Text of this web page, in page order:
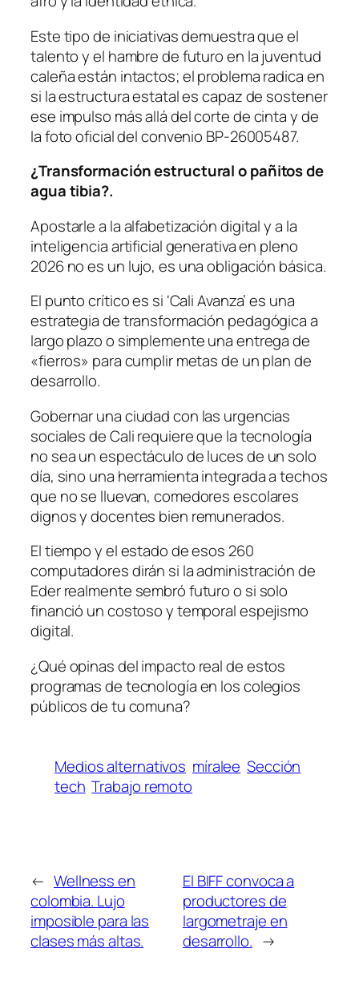
Este tipo de iniciativas demuestra que el
talento y el hambre de futuro en la juventud
caleña están intactos; el problema radica en
si la estructura estatal es capaz de sostener
ese impulso más allá del corte de cinta y de
la foto oficial del convenio BP-26005487.
¿Transformación estructural o pañitos de
agua tibia?.
Apostarle a la alfabetización digital y a la
inteligencia artificial generativa en pleno
2026 no es un lujo, es una obligación básica.
El punto crítico es si ‘Cali Avanza’ es una
estrategia de transformación pedagógica a
largo plazo o simplemente una entrega de
«fierros» para cumplir metas de un plan de
desarrollo.
Gobernar una ciudad con las urgencias
sociales de Cali requiere que la tecnología
no sea un espectáculo de luces de un solo
día, sino una herramienta integrada a techos
que no se lluevan, comedores escolares
dignos y docentes bien remunerados.
El tiempo y el estado de esos 260
computadores dirán si la administración de
Eder realmente sembró futuro o si solo
financió un costoso y temporal espejismo
digital.
¿Qué opinas del impacto real de estos
programas de tecnología en los colegios
públicos de tu comuna?
Medios alternativos míralee Sección
tech Trabajo remoto
← Wellness en
colombia. Lujo
imposible para las
clases más altas.
El BIFF convoca a
productores de
largometraje en
desarrollo. →